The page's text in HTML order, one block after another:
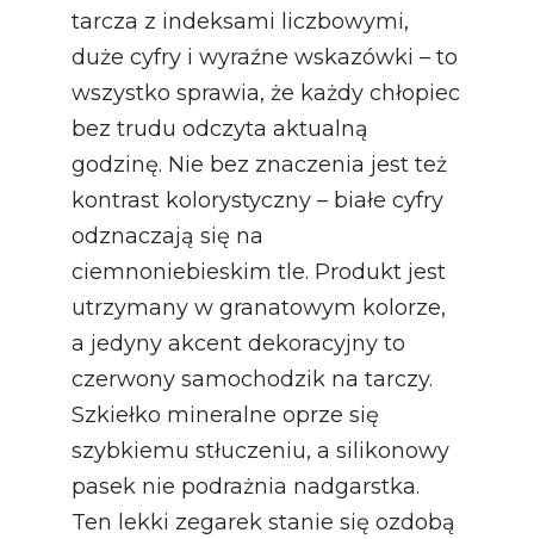
tarcza z indeksami liczbowymi,
duże cyfry i wyraźne wskazówki – to
wszystko sprawia, że każdy chłopiec
bez trudu odczyta aktualną
godzinę. Nie bez znaczenia jest też
kontrast kolorystyczny – białe cyfry
odznaczają się na
ciemnoniebieskim tle. Produkt jest
utrzymany w granatowym kolorze,
a jedyny akcent dekoracyjny to
czerwony samochodzik na tarczy.
Szkiełko mineralne oprze się
szybkiemu stłuczeniu, a silikonowy
pasek nie podrażnia nadgarstka.
Ten lekki zegarek stanie się ozdobą